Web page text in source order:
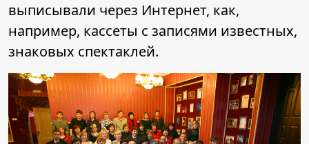
выписывали через Интернет, как,
например, кассеты с записями известных,
знаковых спектаклей.